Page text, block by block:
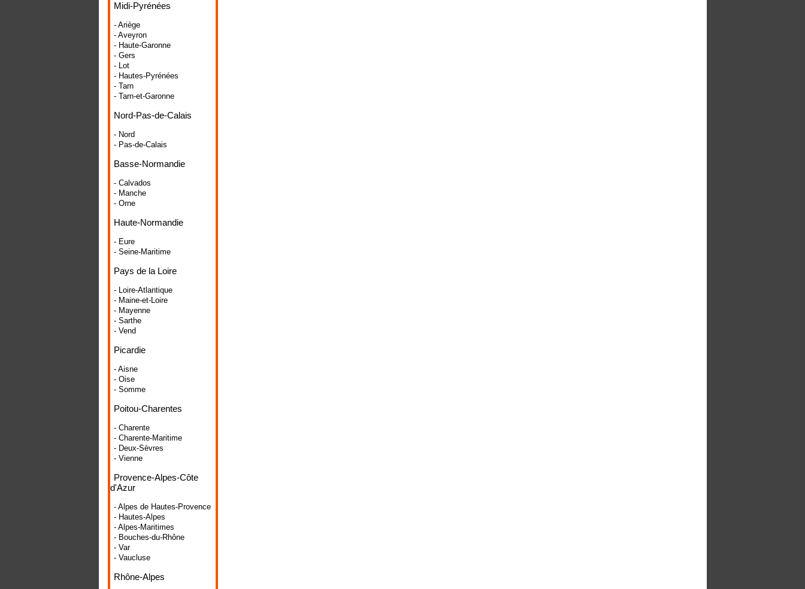
Midi-Pyrénées
- Ariège
- Aveyron
- Haute-Garonne
- Gers
- Lot
- Hautes-Pyrénées
- Tarn
- Tarn-et-Garonne
Nord-Pas-de-Calais
- Nord
- Pas-de-Calais
Basse-Normandie
- Calvados
- Manche
- Orne
Haute-Normandie
- Eure
- Seine-Maritime
Pays de la Loire
- Loire-Atlantique
- Maine-et-Loire
- Mayenne
- Sarthe
- Vend
Picardie
- Aisne
- Oise
- Somme
Poitou-Charentes
- Charente
- Charente-Maritime
- Deux-Sèvres
- Vienne
Provence-Alpes-Côte
d'Azur
- Alpes de Hautes-Provence
- Hautes-Alpes
- Alpes-Maritimes
- Bouches-du-Rhône
- Var
- Vaucluse
Rhône-Alpes